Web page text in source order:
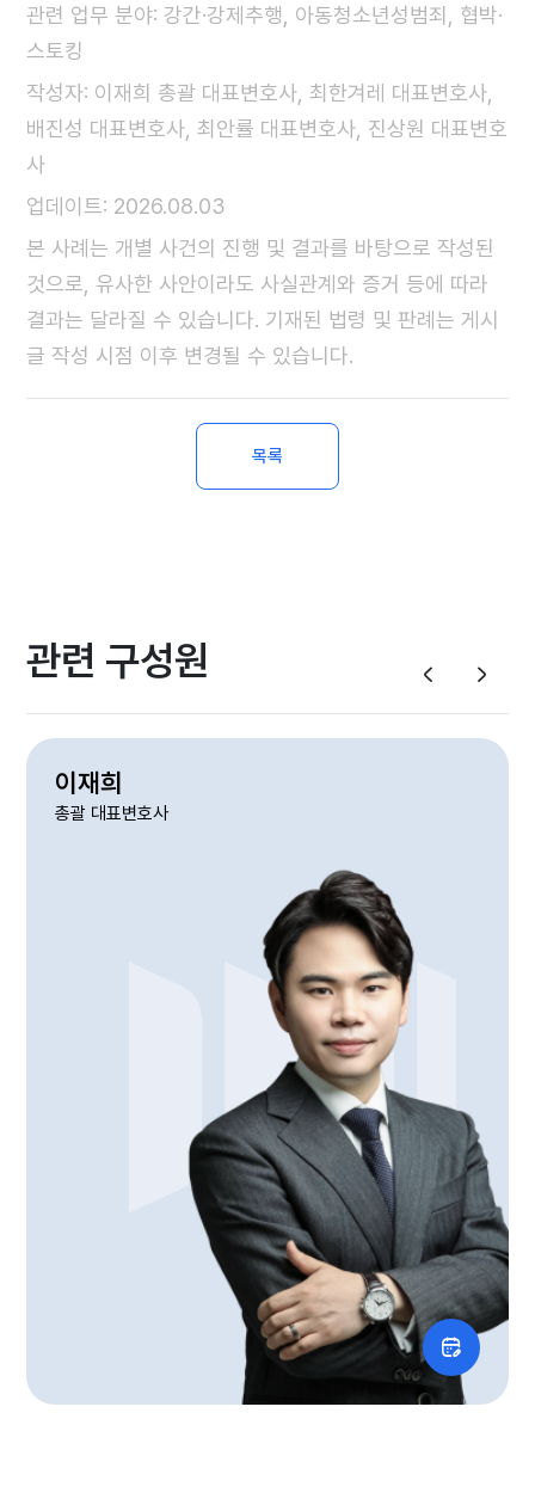
관련 업무 분야: 강간·강제추행, 아동청소년성범죄, 협박·
스토킹
작성자: 이재희 총괄 대표변호사, 최한겨레 대표변호사,
배진성 대표변호사, 최안률 대표변호사, 진상원 대표변호
사
업데이트: 2026.08.03
본 사례는 개별 사건의 진행 및 결과를 바탕으로 작성된
것으로, 유사한 사안이라도 사실관계와 증거 등에 따라
결과는 달라질 수 있습니다. 기재된 법령 및 판례는 게시
글 작성 시점 이후 변경될 수 있습니다.
목록
관련 구성원
이재희
총괄 대표변호사